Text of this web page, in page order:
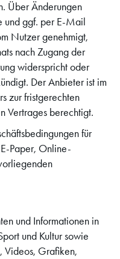
Über Änderungen
und ggf. per E-Mail
Nutzer genehmigt,
nach Zugang der
widerspricht oder
Der Anbieter ist im
zur fristgerechten
Vertrages berechtigt.
für
Paper, Online-
und Informationen in
und Kultur sowie
Videos, Grafiken,